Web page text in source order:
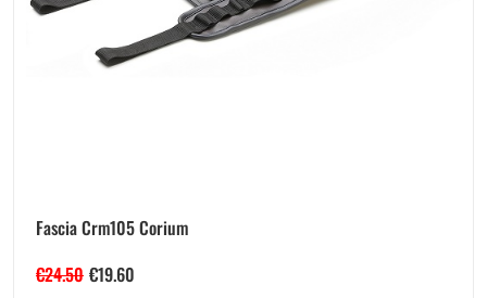
Fascia Crm105 Corium
€24.50 €19.60